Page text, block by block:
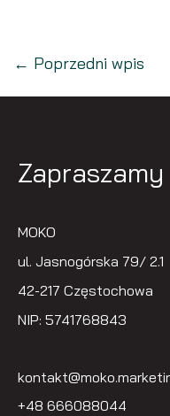
← Poprzedni wpis
MOKO
ul. Jasnogórska 79/ 2.1
42-217 Częstochowa
NIP: 5741768843
+48 666088044